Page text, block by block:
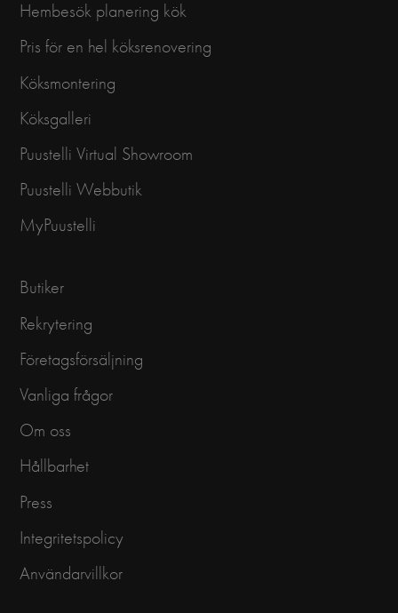
Hembesök planering kök
Pris för en hel köksrenovering
Köksmontering
Köksgalleri
Puustelli Virtual Showroom
Puustelli Webbutik
MyPuustelli
Butiker
Rekrytering
Företagsförsäljning
Vanliga frågor
Om oss
Hållbarhet
Press
Integritetspolicy
Användarvillkor